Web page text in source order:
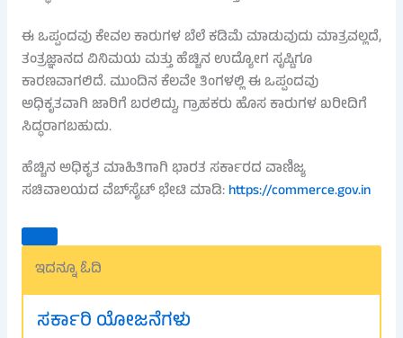
ಈ ಒಪ್ಪಂದವು ಕೇವಲ ಕಾರುಗಳ ಬೆಲೆ ಕಡಿಮೆ ಮಾಡುವುದು ಮಾತ್ರವಲ್ಲದೆ,
ತಂತ್ರಜ್ಞಾನದ ವಿನಿಮಯ ಮತ್ತು ಹೆಚ್ಚಿನ ಉದ್ಯೋಗ ಸೃಷ್ಟಿಗೂ
ಕಾರಣವಾಗಲಿದೆ. ಮುಂದಿನ ಕೆಲವೇ ತಿಂಗಳಲ್ಲಿ ಈ ಒಪ್ಪಂದವು
ಅಧಿಕೃತವಾಗಿ ಜಾರಿಗೆ ಬರಲಿದ್ದು, ಗ್ರಾಹಕರು ಹೊಸ ಕಾರುಗಳ ಖರೀದಿಗೆ
ಸಿದ್ಧರಾಗಬಹುದು.
ಹೆಚ್ಚಿನ ಅಧಿಕೃತ ಮಾಹಿತಿಗಾಗಿ ಭಾರತ ಸರ್ಕಾರದ ವಾಣಿಜ್ಯ
ಸಚಿವಾಲಯದ ವೆಬ್‌ಸೈಟ್ ಭೇಟಿ ಮಾಡಿ:https://commerce.gov.in
ಇದನ್ನೂ ಓದಿ
ಸರ್ಕಾರಿ ಯೋಜನೆಗಳು